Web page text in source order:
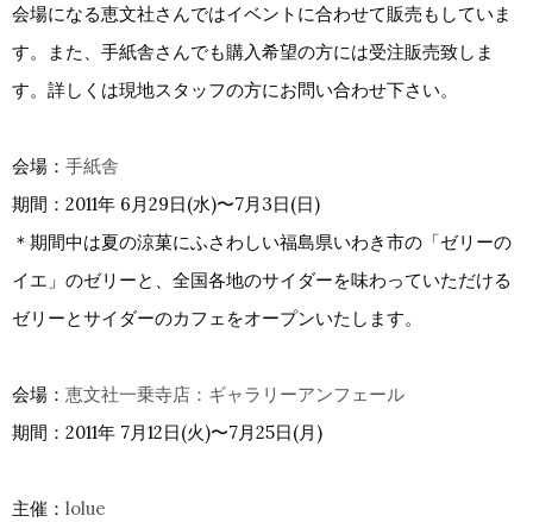
会場になる恵文社さんではイベントに合わせて販売もしていま
す。また、手紙舎さんでも購入希望の方には受注販売致しま
す。詳しくは現地スタッフの方にお問い合わせ下さい。
会場： 手紙舎
期間：2011年 6月29日(水)〜7月3日(日)
＊期間中は夏の涼菓にふさわしい福島県いわき市の「ゼリーの
イエ」のゼリーと、全国各地のサイダーを味わっていただける
ゼリーとサイダーのカフェをオープンいたします。
会場： 恵文社一乗寺店：ギャラリーアンフェール
期間：2011年 7月12日(火)〜7月25日(月)
主催： lolue